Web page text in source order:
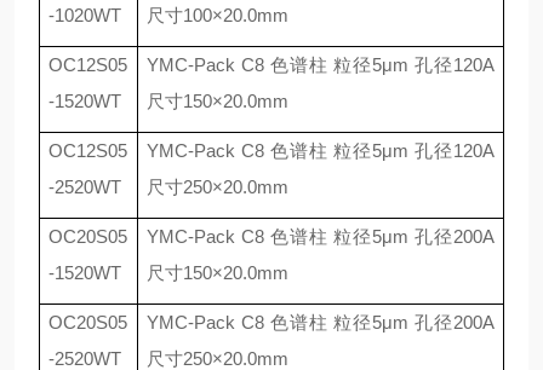
-1020WT
尺寸100×20.0mm
OC12S05
-1520WT
YMC-Pack C8 色谱柱 粒径5μm孔径120A
尺寸150×20.0mm
OC12S05
-2520WT
YMC-Pack C8 色谱柱 粒径5μm孔径120A
尺寸250×20.0mm
OC20S05
-1520WT
YMC-Pack C8 色谱柱 粒径5μm孔径200A
尺寸150×20.0mm
OC20S05
-2520WT
YMC-Pack C8 色谱柱 粒径5μm孔径200A
尺寸250×20.0mm